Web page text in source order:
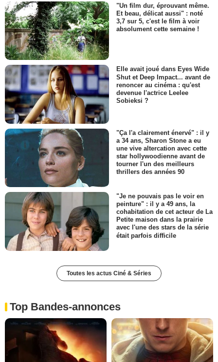
"Un film dur, éprouvant même.
Et beau, délicat aussi" : noté
3,7 sur 5, c'est le film à voir
absolument cette semaine !
Elle avait joué dans Eyes Wide
Shut et Deep Impact... avant de
renoncer au cinéma : qu'est
devenue l'actrice Leelee
Sobieksi ?
"Ça l'a clairement énervé" : il y
a 34 ans, Sharon Stone a eu
une vive altercation avec cette
star hollywoodienne avant de
tourner l'un des meilleurs
thrillers des années 90
"Je ne pouvais pas le voir en
peinture" : il y a 49 ans, la
cohabitation de cet acteur de La
Petite maison dans la prairie
avec l'une des stars de la série
était parfois difficile
Toutes les actus Ciné & Séries
Top Bandes-annonces